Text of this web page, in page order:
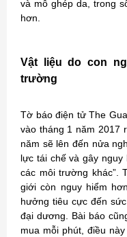
và mô ghép da, trong
hơn.
Vật liệu do con
trường
Tờ báo điện tử The
vào tháng 1 năm 2017
năm sẽ lên đến nửa
lực tái chế và gây
các môi trường khác”.
giới còn nguy hiểm
hưởng tiêu cực đến
đại dương. Bài báo
mua mỗi phút, điều